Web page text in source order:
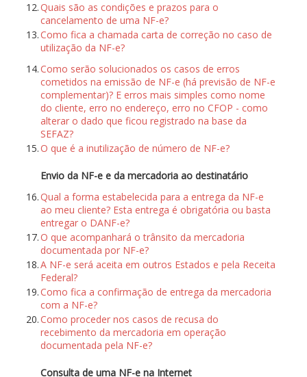
12.Quais são as condições e prazos para o
cancelamento de uma NF-e?
13.Como fica a chamada carta de correção no caso de
utilização da NF-e?
14.Como serão solucionados os casos de erros
cometidos na emissão de NF-e (há previsão de NF-e
complementar)? E erros mais simples como nome
do cliente, erro no endereço, erro no CFOP - como
alterar o dado que ficou registrado na base da
SEFAZ?
15.O que é a inutilização de número de NF-e?
Envio da NF-e e da mercadoria ao destinatário
16.Qual a forma estabelecida para a entrega da NF-e
ao meu cliente? Esta entrega é obrigatória ou basta
entregar o DANF-e?
17.O que acompanhará o trânsito da mercadoria
documentada por NF-e?
18.A NF-e será aceita em outros Estados e pela Receita
Federal?
19.Como fica a confirmação de entrega da mercadoria
com a NF-e?
20.Como proceder nos casos de recusa do
recebimento da mercadoria em operação
documentada pela NF-e?
Consulta de uma NF-e na Internet